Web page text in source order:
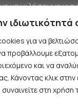
ιδιωτικότητά
για να
προβάλλουμε
και να
Κάνοντας κλικ στην
στη
να μιλήσουμε για
της εποχής
αλλά όχι
προοπτική.
να μιλήσουμε
για την
επιβίωση και